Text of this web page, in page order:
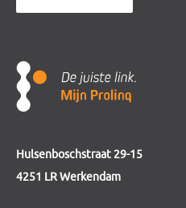
Hulsenboschstraat 29-15
4251 LR Werkendam